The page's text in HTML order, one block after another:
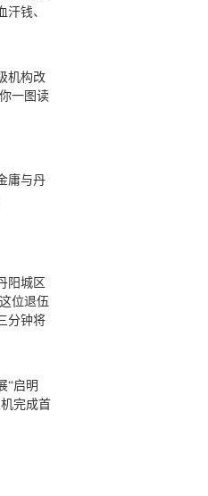
汗钱、
机构改
一图读
庸与丹
阳城区
位退伍
分钟将
“启明
完成首